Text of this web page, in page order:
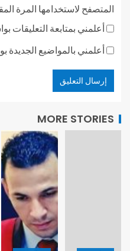
المتصفح لاستخدامها المرة
أعلمني بمتابعة التعليقات
أعلمني بالمواضيع الجديدة
MORE STORIES